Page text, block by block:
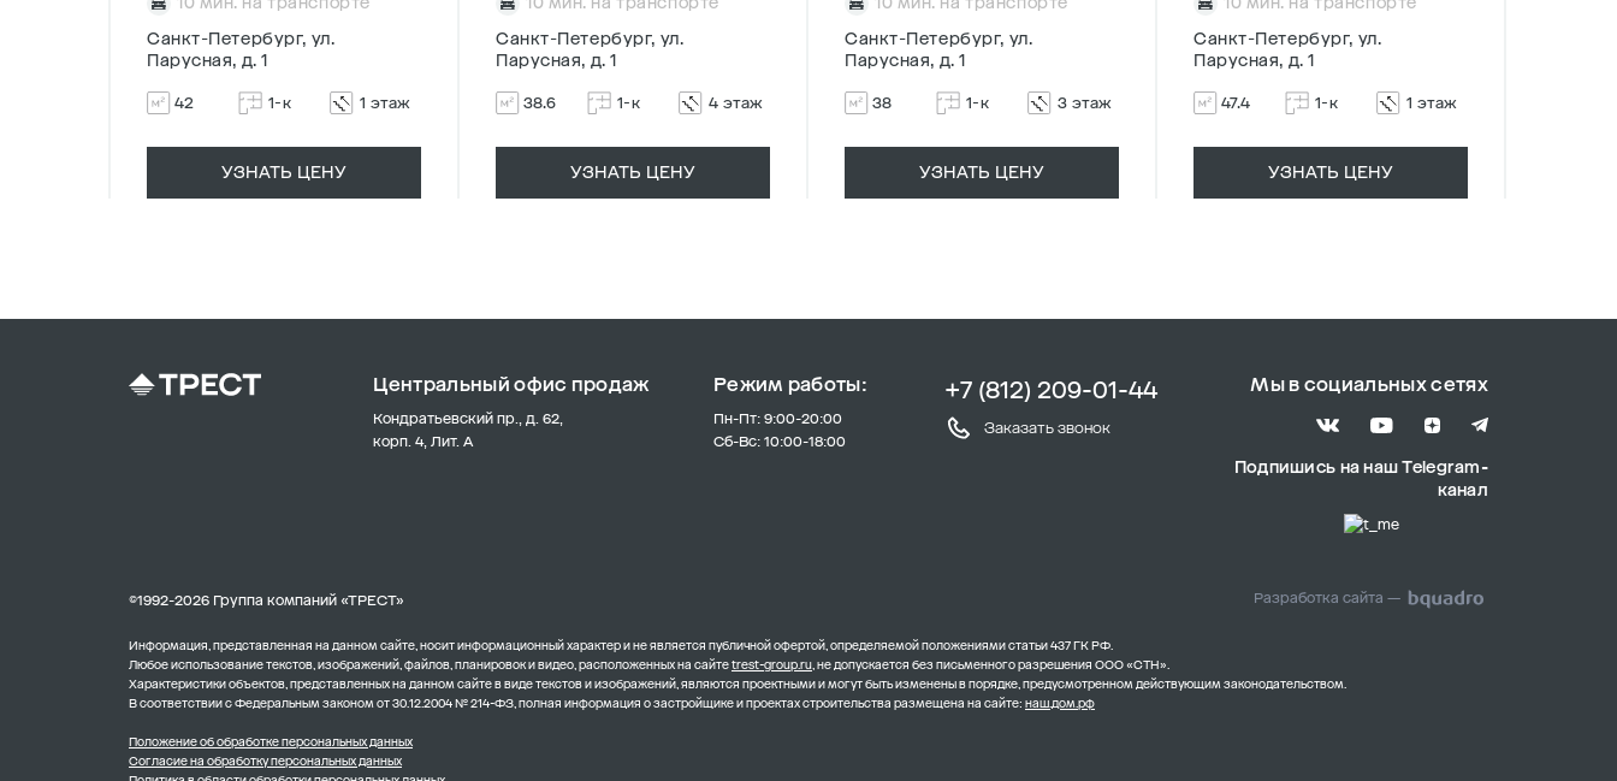
Санкт-Петербург, ул.
Парусная, д. 1
42 1-к 1 этаж
УЗНАТЬ ЦЕНУ
Санкт-Петербург, ул.
Парусная, д. 1
38.6 1-к 4 этаж
УЗНАТЬ ЦЕНУ
Санкт-Петербург, ул.
Парусная, д. 1
38 1-к 3 этаж
УЗНАТЬ ЦЕНУ
Санкт-Петербург, ул.
Парусная, д. 1
47.4 1-к 1 этаж
УЗНАТЬ ЦЕНУ
Центральный офис продаж
Кондратьевский пр., д. 62,
корп. 4, Лит. А
Режим работы:
Пн-Пт: 9:00-20:00
Сб-Вс: 10:00-18:00
+7 (812) 209-01-44
Заказать звонок
Мы в социальных сетях
Подпишись на наш Telegram-
канал
©1992-2026 Группа компаний «ТРЕСТ» Разработка сайта —
Информация, представленная на данном сайте, носит информационный характер и не является публичной офертой, определяемой положениями статьи 437 ГК РФ.
Любое использование текстов, изображений, файлов, планировок и видео, расположенных на сайтеtrest-group.ru, не допускается без письменного разрешения ООО «СТН».
Характеристики объектов, представленных на данном сайте в виде текстов и изображений, являются проектными и могут быть изменены в порядке, предусмотренном действующим законодательством.
В соответствии с Федеральным законом от 30.12.2004 № 214-ФЗ, полная информация о застройщике и проектах строительства размещена на сайте: наш.дом.рф
Положение об обработке персональных данных
Согласие на обработку персональных данных